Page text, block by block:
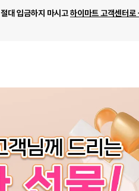
, 절대 입금하지 마시고하이마트 고객센터로